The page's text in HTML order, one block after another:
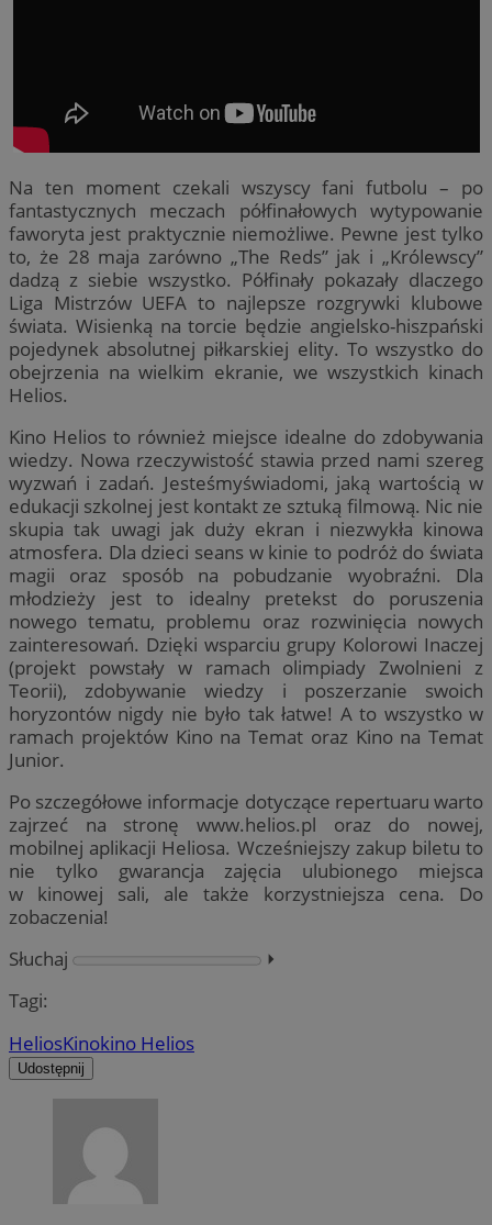
Na ten moment czekali wszyscy fani futbolu – po
fantastycznych meczach półfinałowych wytypowanie
faworyta jest praktycznie niemożliwe. Pewne jest tylko
to, że 28 maja zarówno „The Reds” jak i „Królewscy”
dadzą z siebie wszystko. Półfinały pokazały dlaczego
Liga Mistrzów UEFA to najlepsze rozgrywki klubowe
świata. Wisienką na torcie będzie angielsko-hiszpański
pojedynek absolutnej piłkarskiej elity. To wszystko do
obejrzenia na wielkim ekranie, we wszystkich kinach
Helios.
Kino Helios to również miejsce idealne do zdobywania
wiedzy. Nowa rzeczywistość stawia przed nami szereg
wyzwań i zadań. Jesteśmyświadomi, jaką wartością w
edukacji szkolnej jest kontakt ze sztuką filmową. Nic nie
skupia tak uwagi jak duży ekran i niezwykła kinowa
atmosfera. Dla dzieci seans w kinie to podróż do świata
magii oraz sposób na pobudzanie wyobraźni. Dla
młodzieży jest to idealny pretekst do poruszenia
nowego tematu, problemu oraz rozwinięcia nowych
zainteresowań. Dzięki wsparciu grupy Kolorowi Inaczej
(projekt powstały w ramach olimpiady Zwolnieni z
Teorii), zdobywanie wiedzy i poszerzanie swoich
horyzontów nigdy nie było tak łatwe! A to wszystko w
ramach projektów Kino na Temat oraz Kino na Temat
Junior.
Po szczegółowe informacje dotyczące repertuaru warto
zajrzeć na stronę www.helios.pl oraz do nowej,
mobilnej aplikacji Heliosa. Wcześniejszy zakup biletu to
nie tylko gwarancja zajęcia ulubionego miejsca
w kinowej sali, ale także korzystniejsza cena. Do
zobaczenia!
Słuchaj
⏵︎
Tagi:
HeliosKinokino Helios
Udostępnij